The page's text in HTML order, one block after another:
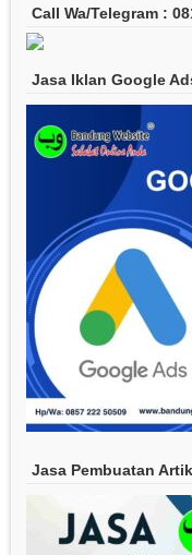
Call Wa/Telegram :
Jasa Iklan Google
Jasa Pembuatan